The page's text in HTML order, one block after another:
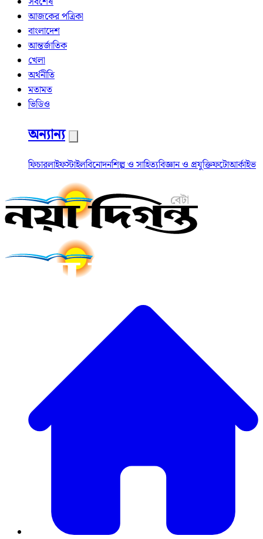
আজকের পত্রিকা
বাংলাদেশ
আন্তর্জাতিক
খেলা
অর্থনীতি
মতামত
ভিডিও
অন্যান্য
ফিচারলাইফস্টাইলবিনোদনশিল্প ও সাহিত্যবিজ্ঞান ও প্রযুক্তিফটোআর্কাইভ